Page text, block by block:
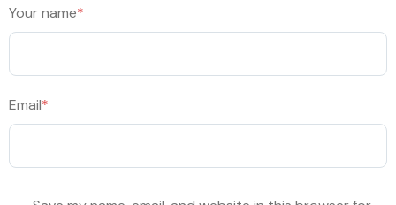
Your name*
Email*